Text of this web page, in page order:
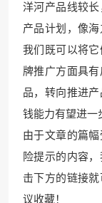
洋河产品线较
产品计划，像海
我们既可以将
牌推广方面具
品，转向推进
钱能力有望进一
由于文章的篇
险提示的内容
击下方的链接
议收藏！